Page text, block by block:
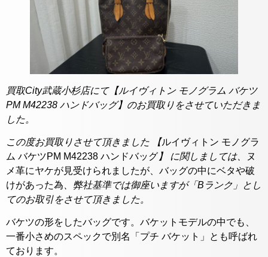
買取City武蔵小杉店にて【ルイヴィトン モノグラム バケツ
PM M42238 ハンドバッグ】のお買取りをさせていただきま
した。
この度お買取りさせて頂きました 【ルイヴィトン モノグラ
ム バケツPM M42238 ハンドバッグ 】 に関しましては、
ヌ
メ革にヤケが見受けられましたが、バッグの中にベタや破
けがあった為、弊社基準では御座いますが「Bランク」とし
てのお取引をさせて頂きました。
バケツの形をしたバッグです。バケットモデルの中でも、
一番小さめのスペックで別名「プチ バケット」とも呼ばれ
ております。